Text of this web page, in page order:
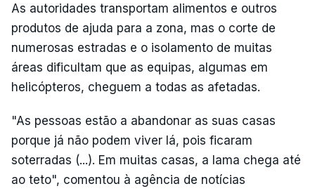
As autoridades transportam alimentos e outros
produtos de ajuda para a zona, mas o corte de
numerosas estradas e o isolamento de muitas
áreas dificultam que as equipas, algumas em
helicópteros, cheguem a todas as afetadas.
"As pessoas estão a abandonar as suas casas
porque já não podem viver lá, pois ficaram
soterradas (...). Em muitas casas, a lama chega até
ao teto", comentou à agência de notícias